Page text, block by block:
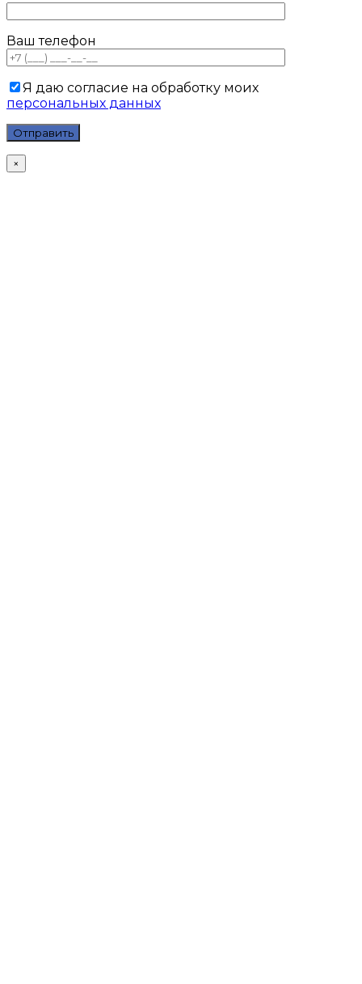
Ваш телефон
Я даю согласие на обработку моих
персональных данных
×